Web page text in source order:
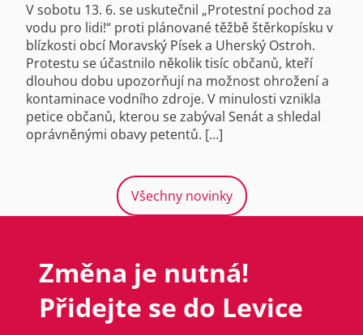
V sobotu 13. 6. se uskutečnil „Protestní pochod za
vodu pro lidi!“ proti plánované těžbě štěrkopísku v
blízkosti obcí Moravský Písek a Uherský Ostroh.
Protestu se účastnilo několik tisíc občanů, kteří
dlouhou dobu upozorňují na možnost ohrožení a
kontaminace vodního zdroje. V minulosti vznikla
petice občanů, kterou se zabýval Senát a shledal
oprávněnými obavy petentů. […]
Všechny novinky
Změna je nutná!
Přidejte se do Levice